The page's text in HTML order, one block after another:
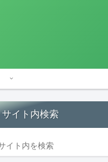
サイト内検索